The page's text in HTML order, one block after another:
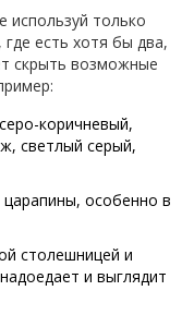
используй только
есть хотя бы два,
скрыть возможные
коричневый,
светлый серый,
особенно в
столешницей и
и выглядит